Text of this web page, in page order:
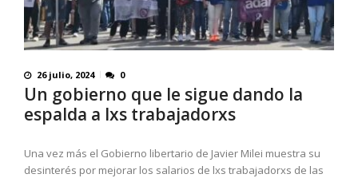
26 julio, 2024 0
Un gobierno que le sigue dando la
espalda a lxs trabajadorxs
Una vez más el Gobierno libertario de Javier Milei muestra su
desinterés por mejorar los salarios de lxs trabajadorxs de las